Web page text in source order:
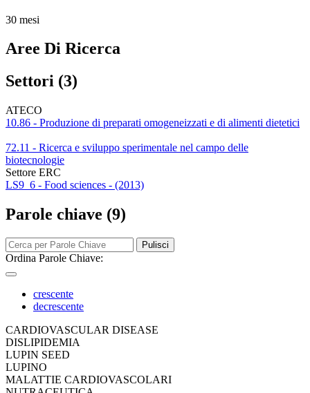
30 mesi
Aree Di Ricerca
Settori (3)
ATECO
10.86 - Produzione di preparati omogeneizzati e di alimenti dietetici
72.11 - Ricerca e sviluppo sperimentale nel campo delle
biotecnologie
Settore ERC
LS9_6 - Food sciences - (2013)
Parole chiave (9)
Pulisci
Ordina Parole Chiave:
crescente
decrescente
CARDIOVASCULAR DISEASE
DISLIPIDEMIA
LUPIN SEED
LUPINO
MALATTIE CARDIOVASCOLARI